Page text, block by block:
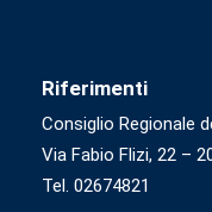
Riferimenti
Consiglio Regionale
Via Fabio Flizi, 22 –
Tel. 02674821